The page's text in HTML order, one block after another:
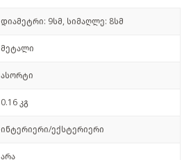
დიამეტრი: 9სმ, სიმაღლე: 8სმ
მეტალი
ასორტი
0.16 კგ
ინტერიერი/ექსტერიერი
არა